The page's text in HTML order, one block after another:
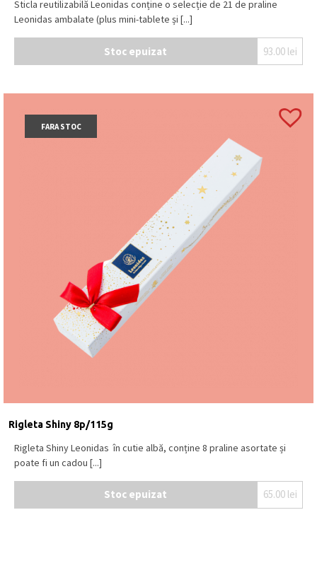
Sticla reutilizabilă Leonidas conține o selecție de 21 de praline
Leonidas ambalate (plus mini-tablete și [...]
Stoc epuizat 93.00 lei
FARA STOC
Rigleta Shiny 8p/115g
Rigleta Shiny Leonidas în cutie albă, conține 8 praline asortate și
poate fi un cadou [...]
Stoc epuizat 65.00 lei